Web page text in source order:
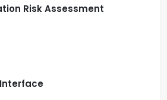
Risk Assessment